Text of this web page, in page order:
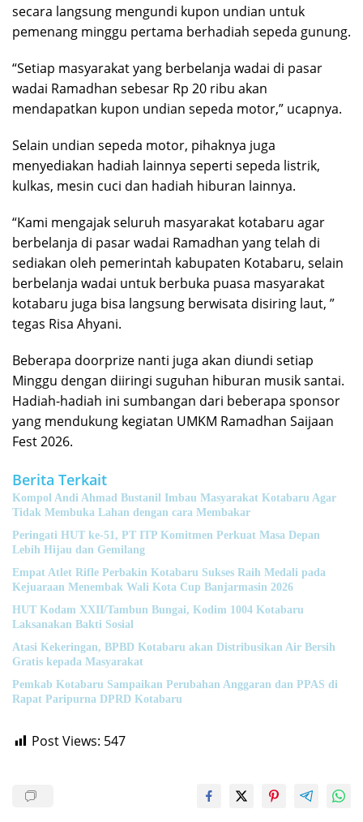
secara langsung mengundi kupon undian untuk
pemenang minggu pertama berhadiah sepeda gunung.
“Setiap masyarakat yang berbelanja wadai di pasar
wadai Ramadhan sebesar Rp 20 ribu akan
mendapatkan kupon undian sepeda motor,” ucapnya.
Selain undian sepeda motor, pihaknya juga
menyediakan hadiah lainnya seperti sepeda listrik,
kulkas, mesin cuci dan hadiah hiburan lainnya.
“Kami mengajak seluruh masyarakat kotabaru agar
berbelanja di pasar wadai Ramadhan yang telah di
sediakan oleh pemerintah kabupaten Kotabaru, selain
berbelanja wadai untuk berbuka puasa masyarakat
kotabaru juga bisa langsung berwisata disiring laut, ”
tegas Risa Ahyani.
Beberapa doorprize nanti juga akan diundi setiap
Minggu dengan diiringi suguhan hiburan musik santai.
Hadiah-hadiah ini sumbangan dari beberapa sponsor
yang mendukung kegiatan UMKM Ramadhan Saijaan
Fest 2026.
Berita Terkait
Kompol Andi Ahmad Bustanil Imbau Masyarakat Kotabaru Agar
Tidak Membuka Lahan dengan cara Membakar
Peringati HUT ke-51, PT ITP Komitmen Perkuat Masa Depan
Lebih Hijau dan Gemilang
Empat Atlet Rifle Perbakin Kotabaru Sukses Raih Medali pada
Kejuaraan Menembak Wali Kota Cup Banjarmasin 2026
HUT Kodam XXII/Tambun Bungai, Kodim 1004 Kotabaru
Laksanakan Bakti Sosial
Atasi Kekeringan, BPBD Kotabaru akan Distribusikan Air Bersih
Gratis kepada Masyarakat
Pemkab Kotabaru Sampaikan Perubahan Anggaran dan PPAS di
Rapat Paripurna DPRD Kotabaru
Post Views: 547